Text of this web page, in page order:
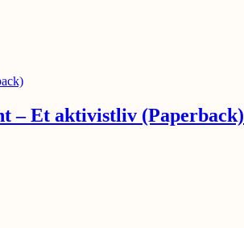
– Et aktivistliv (Paperback)